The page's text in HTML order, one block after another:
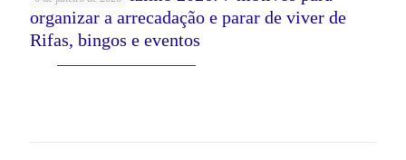
organizar a arrecadação e parar de viver de
Rifas, bingos e eventos